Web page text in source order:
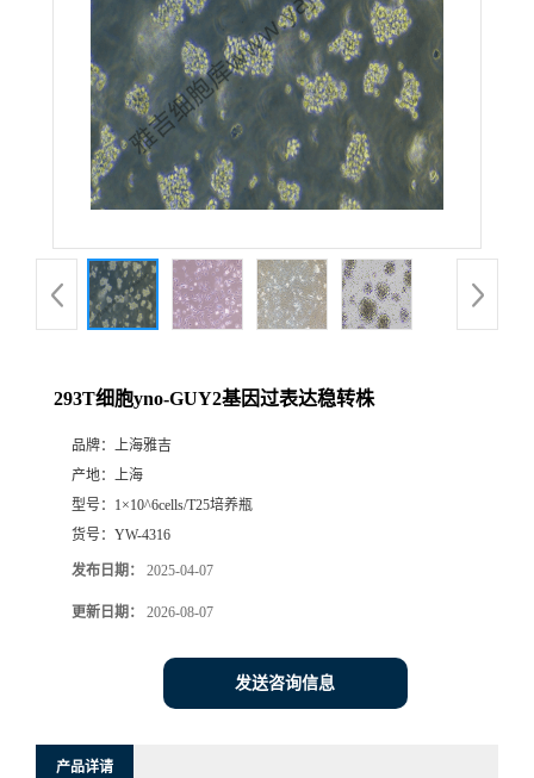
293T细胞yno-GUY2基因过表达稳转株
品牌： 上海雅吉
产地： 上海
型号： 1×10^6cells/T25培养瓶
货号： YW-4316
发布日期： 2025-04-07
更新日期： 2026-08-07
发送咨询信息
产品详请